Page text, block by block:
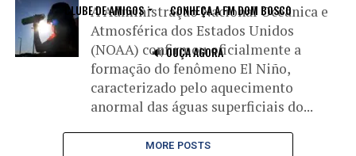
CLUBE DE AMIGOS CONHEÇA A FM DOM BOSCO
🔊 OUÇA AGORA
A Administração Nacional Oceânica e
Atmosférica dos Estados Unidos
(NOAA) confirmou oficialmente a
formação do fenômeno El Niño,
caracterizado pelo aquecimento
anormal das águas superficiais do...
MORE POSTS